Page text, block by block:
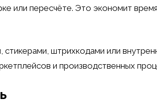
или пересчёте. Это экономит
штрихкодами или
и производственных